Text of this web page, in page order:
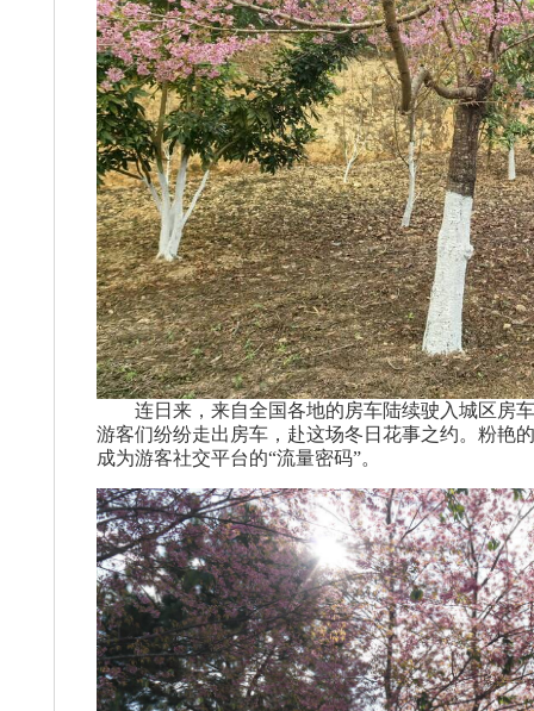
连日来，来自全国各地的房车陆续驶入城区房
游客们纷纷走出房车，赴这场冬日花事之约。粉艳
成为游客社交平台的“流量密码”。